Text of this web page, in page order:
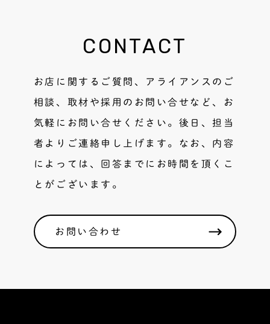
CONTACT
お店に関するご質問、アライアンスのご
相談、取材や採用のお問い合せなど、お
気軽にお問い合せください。後日、担当
者よりご連絡申し上げます。なお、内容
によっては、回答までにお時間を頂くこ
とがございます。
お問い合わせ